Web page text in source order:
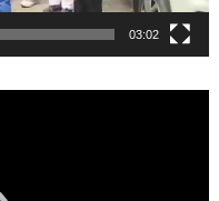
03:02